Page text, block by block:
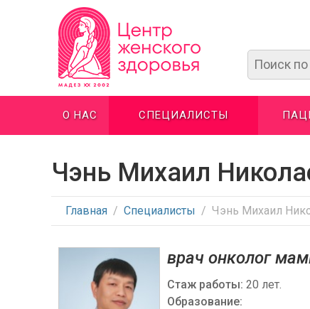
О НАС СПЕЦИАЛИСТЫ
Чэнь Михаил
Главная / Специалисты / Чэнь Михаил
врач онколог
Стаж работы: 20 лет.
Образование: